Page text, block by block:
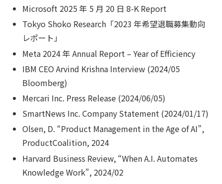
Microsoft 2025 年 5 月 20 日 8-K Report
Tokyo Shoko Research「2023 年希望退職募集動向
レポート」
Meta 2024 年 Annual Report – Year of Efficiency
IBM CEO Arvind Krishna Interview (2024/05
Bloomberg)
Mercari Inc. Press Release (2024/06/05)
SmartNews Inc. Company Statement (2024/01/17)
Olsen, D. “Product Management in the Age of AI”,
ProductCoalition, 2024
Harvard Business Review, “When A.I. Automates
Knowledge Work”, 2024/02